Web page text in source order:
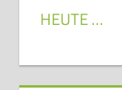
HEUTE …